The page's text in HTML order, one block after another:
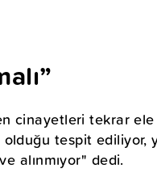
cinayetleri tekrar ele
tespit ediliyor,
alınmıyor" dedi.